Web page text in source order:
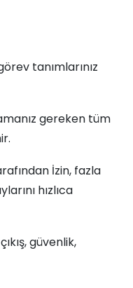
tanımlarınız
gereken tüm
İzin, fazla
hızlıca
güvenlik,